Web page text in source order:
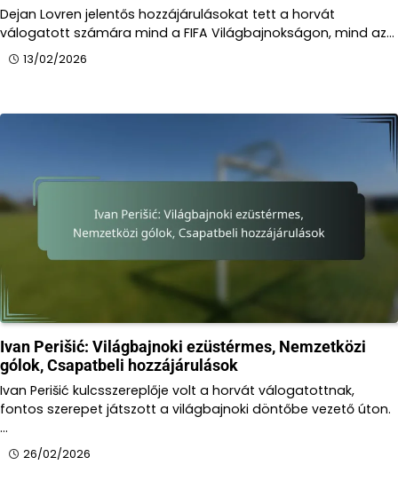
Dejan Lovren jelentős hozzájárulásokat tett a horvát
válogatott számára mind a FIFA Világbajnokságon, mind az…
13/02/2026
Ivan Perišić: Világbajnoki ezüstérmes, Nemzetközi
gólok, Csapatbeli hozzájárulások
Ivan Perišić kulcsszereplője volt a horvát válogatottnak,
fontos szerepet játszott a világbajnoki döntőbe vezető úton.
…
26/02/2026